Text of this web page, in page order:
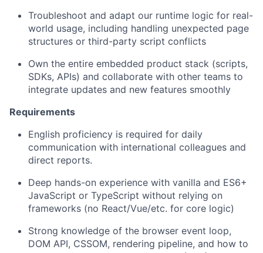
Troubleshoot and adapt our runtime logic for real-
world usage, including handling unexpected page
structures or third-party script conflicts
Own the entire embedded product stack (scripts,
SDKs, APIs) and collaborate with other teams to
integrate updates and new features smoothly
Requirements
English proficiency is required for daily
communication with international colleagues and
direct reports.
Deep hands-on experience with vanilla and ES6+
JavaScript or TypeScript without relying on
frameworks (no React/Vue/etc. for core logic)
Strong knowledge of the browser event loop,
DOM API, CSSOM, rendering pipeline, and how to